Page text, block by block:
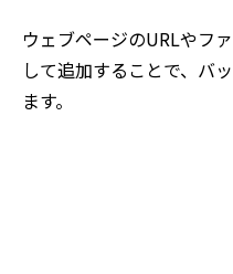
ウェブページのURLやフ
して追加することで、バ
ます。